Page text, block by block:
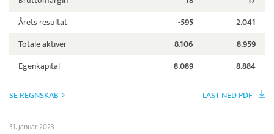
Årets resultat
-595
2.041
Totale aktiver
8.106
8.959
Egenkapital
8.089 8.884
SE REGNSKAB LAST NED PDF
31. januar 2023